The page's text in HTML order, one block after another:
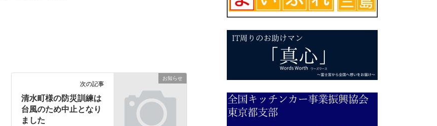
お知らせ
次の記事
清水町様の防災訓練は
台風のため中止となり
ました